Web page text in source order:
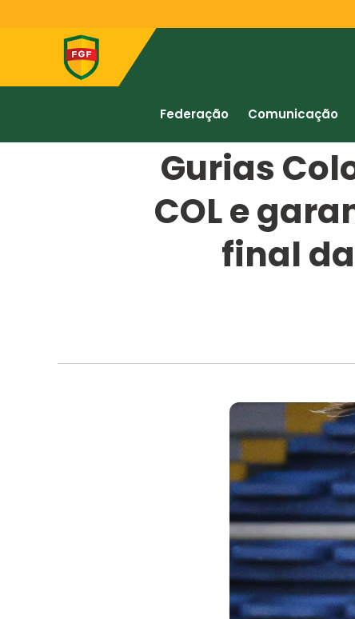
Federação Comunicação
Gurias
COL e
final